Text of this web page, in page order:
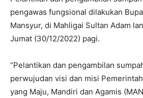
pengawas fungsional dilakukan
Mansyur, di Mahligai Sultan Adam
Jumat (30/12/2022) pagi.
“Pelantikan dan pengambilan
perwujudan visi dan misi
yang Maju, Mandiri dan Agamis